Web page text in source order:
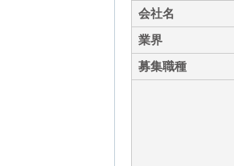
会社名
業界
募集職種